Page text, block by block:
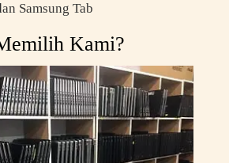
Samsung Tab
Kami?